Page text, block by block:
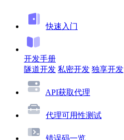
快速入门
开发手册
隧道开发 私密开发 独享开发
API获取代理
代理可用性测试
错误码一览